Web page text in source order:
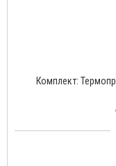
Комплект: